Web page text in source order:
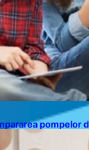
pompelor
ideală pentru